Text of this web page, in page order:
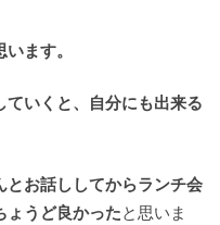
ます。
いくと、自分にも出来る
とお話ししてからランチ会
ょうど良かったと思いま